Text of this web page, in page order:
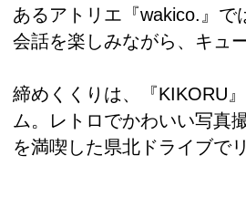
あるアトリエ『wakico.』で
会話を楽しみながら、キュ
締めくくりは、『KIKORU
ム。レトロでかわいい写真
を満喫した県北ドライブで